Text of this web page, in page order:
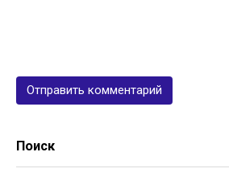
Поиск